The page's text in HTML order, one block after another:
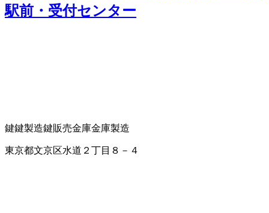
駅前・受付センター
鍵鍵製造鍵販売金庫金庫製造
東京都文京区水道２丁目８－４